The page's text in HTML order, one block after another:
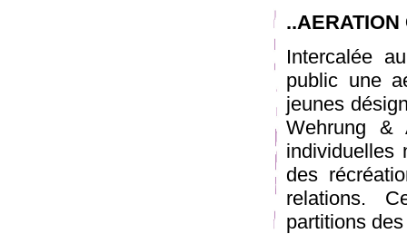
..AERATION
Intercalée
public une
jeunes
Wehrung &
individuelles
des
relations.
partitions